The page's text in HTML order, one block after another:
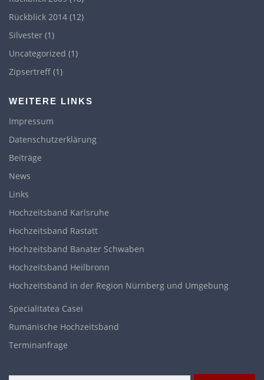
Rückblick 2014 (12)
Silvester (1)
Uncategorized (1)
Zipsertreff (1)
WEITERE LINKS
Impressum
Datenschutzerklärung
Beiträge
News
Links
Hochzeitsband Karlsruhe
Hochzeitsband Rastatt
Hochzeitsband Banater Schwaben
Hochzeitsband Heilbronn
Hochzeitsband in der Region Nürnberg und Umgebung
Specialitatea Casei
Rumänische Hochzeitsband
Terminanfrage